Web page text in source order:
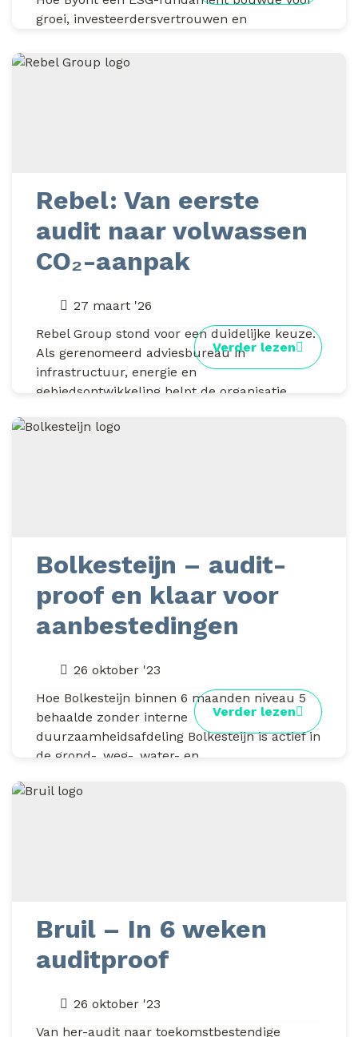
groei, investeerdersvertrouwen en
organisaties ligt de focus meestal op groei....
Rebel: Van eerste
audit naar volwassen
CO₂-aanpak
27 maart '26
Rebel Group stond voor een duidelijke keuze.
Als gerenomeerd adviesbureau in
infrastructuur, energie en
gebiedsontwikkeling helpt de organisatie
Verder lezen
Bolkesteijn – audit-
proof en klaar voor
aanbestedingen
26 oktober '23
Hoe Bolkesteijn binnen 6 maanden niveau 5
behaalde zonder interne
duurzaamheidsafdeling Bolkesteijn is actief in
de grond-, weg-, water- en...
Verder lezen
Bruil – In 6 weken
auditproof
26 oktober '23
Van her-audit naar toekomstbestendige